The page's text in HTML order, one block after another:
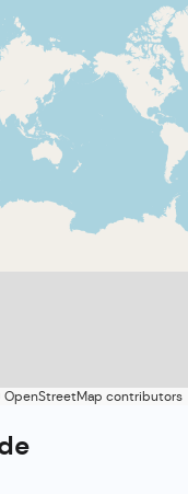
OpenStreetMap contributors